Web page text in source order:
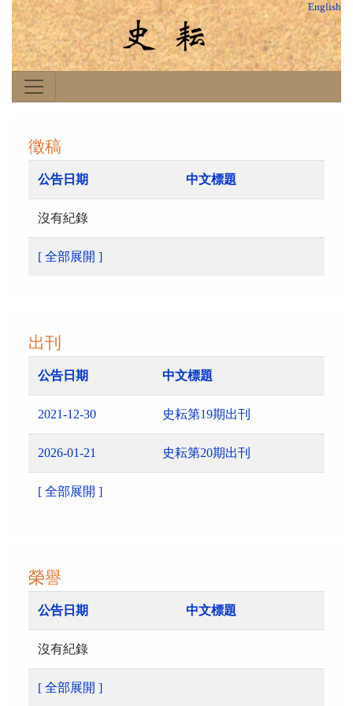
English
徵稿
公告日期 中文標題
沒有紀錄
[ 全部展開 ]
出刊
公告日期 中文標題
2021-12-30 史耘第19期出刊
2026-01-21 史耘第20期出刊
[ 全部展開 ]
榮譽
公告日期 中文標題
沒有紀錄
[ 全部展開 ]